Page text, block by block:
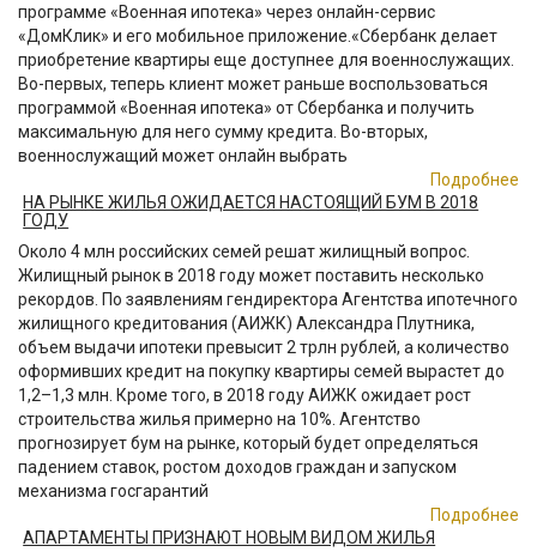
программе «Военная ипотека» через онлайн-сервис
«ДомКлик» и его мобильное приложение.«Сбербанк делает
приобретение квартиры еще доступнее для военнослужащих.
Во-первых, теперь клиент может раньше воспользоваться
программой «Военная ипотека» от Сбербанка и получить
максимальную для него сумму кредита. Во-вторых,
военнослужащий может онлайн выбрать
Подробнее
НА РЫНКЕ ЖИЛЬЯ ОЖИДАЕТСЯ НАСТОЯЩИЙ БУМ В 2018
ГОДУ
Около 4 млн российских семей решат жилищный вопрос.
Жилищный рынок в 2018 году может поставить несколько
рекордов. По заявлениям гендиректора Агентства ипотечного
жилищного кредитования (АИЖК) Александра Плутника,
объем выдачи ипотеки превысит 2 трлн рублей, а количество
оформивших кредит на покупку квартиры семей вырастет до
1,2–1,3 млн. Кроме того, в 2018 году АИЖК ожидает рост
строительства жилья примерно на 10%. Агентство
прогнозирует бум на рынке, который будет определяться
падением ставок, ростом доходов граждан и запуском
механизма госгарантий
Подробнее
АПАРТАМЕНТЫ ПРИЗНАЮТ НОВЫМ ВИДОМ ЖИЛЬЯ